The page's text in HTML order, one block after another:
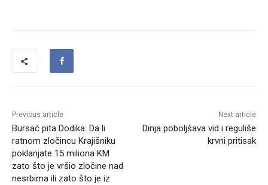
Previous article
Bursać pita Dodika: Da li
ratnom zločincu Krajišniku
poklanjate 15 miliona KM
zato što je vršio zločine nad
nesrbima ili zato što je iz
Next article
Dinja poboljšava vid i reguliše
krvni pritisak